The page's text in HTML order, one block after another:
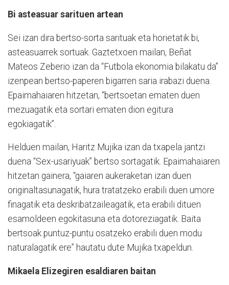
Bi asteasuar sarituen artean
Sei izan dira bertso-sorta sarituak eta horietatik bi,
asteasuarrek sortuak. Gaztetxoen mailan, Beñat
Mateos Zeberio izan da “Futbola ekonomia bilakatu da”
izenpean bertso-paperen bigarren saria irabazi duena.
Epaimahaiaren hitzetan, “bertsoetan ematen duen
mezuagatik eta sortari ematen dion egitura
egokiagatik”.
Helduen mailan, Haritz Mujika izan da txapela jantzi
duena “Sex-usariyuak” bertso sortagatik. Epaimahaiaren
hitzetan gainera, “gaiaren aukeraketan izan duen
originaltasunagatik, hura tratatzeko erabili duen umore
finagatik eta deskribatzaileagatik, eta erabili dituen
esamoldeen egokitasuna eta dotoreziagatik. Baita
bertsoak puntuz-puntu osatzeko erabili duen modu
naturalagatik ere” hautatu dute Mujika txapeldun.
Mikaela Elizegiren esaldiaren baitan